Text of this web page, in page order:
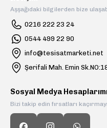
Aşşağıdaki bilgilerden bize
0216 222 23 24
0544 499 22 90
info@tesisatmarketi.net
Şerifali Mah. Emin
Sosyal Medya
Bizi takip edin fırsatları